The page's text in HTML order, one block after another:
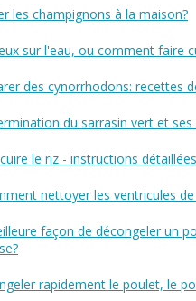
les champignons à la maison?
sur l'eau, ou comment faire
des cynorrhodons: recettes
du sarrasin vert et
le riz - instructions
nettoyer les ventricules
façon de décongeler un
rapidement le poulet, le